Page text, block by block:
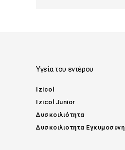
Υγεία του εντέρου
Izicol
Izicol Junior
Δυσκοιλιότητα
Δυσκοιλιοτητα Εγκυμοσυνη